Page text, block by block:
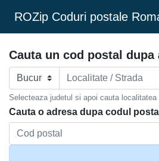
ROZip Coduri postale
Cauta un cod postal dupa
Selecteaza judetul si apoi cauta localitatea
Cauta o adresa dupa codul postal